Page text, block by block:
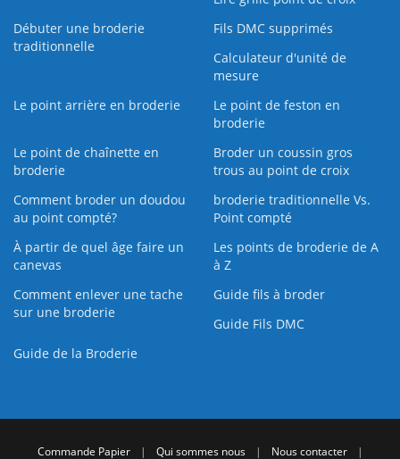
Débuter une broderie
traditionnelle
Fils DMC supprimés
Calculateur d'unité de
mesure
Le point arrière en broderie
Le point de feston en
broderie
Le point de chaînette en
broderie
Broder un coussin gros
trous au point de croix
Comment broder un doudou
au point compté?
broderie traditionnelle Vs.
Point compté
À partir de quel âge faire un
canevas
Les points de broderie de A
à Z
Comment enlever une tache
sur une broderie
Guide fils à broder
Guide Fils DMC
Guide de la Broderie
Commande Papier | Qui sommes nous | Nous contacter |